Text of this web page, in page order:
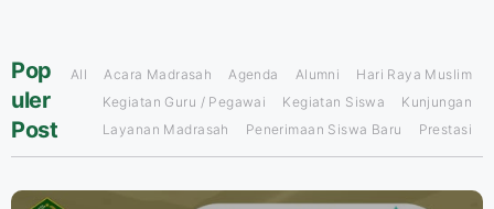
Pop
uler
Post
All Acara Madrasah Agenda Alumni
Hari Raya Muslim
Kegiatan Guru / Pegawai
Kegiatan Siswa
Kunjungan
Layanan Madrasah
Penerimaan Siswa Baru Prestasi